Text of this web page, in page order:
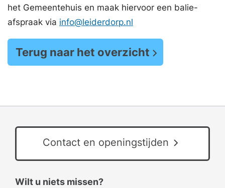
het Gemeentehuis en maak hiervoor een balie-
afspraak via info@leiderdorp.nl
Terug naar het overzicht
Contact en openingstijden
Wilt u niets missen?